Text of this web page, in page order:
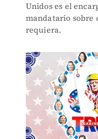
Unidos es el
mandatario sobre
requiera.